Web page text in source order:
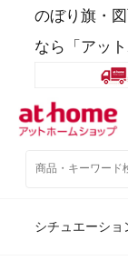
のぼり旗・
なら「アッ
シチュエーショ